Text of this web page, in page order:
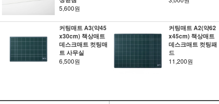
5,600원
커팅매트 A3(약45
x30cm) 책상매트
데스크매트 컷팅매
트 사무실
6,500원
커팅매트 A2(약62
x45cm) 책상매트
데스크매트 컷팅패
드
11,200원